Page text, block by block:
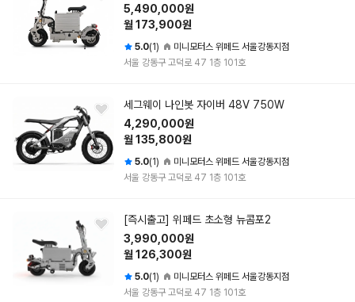
5,490,000원
월 173,900원
5.0(1)
미니모터스 위페드 서울강동지점
서울 강동구 고덕로 47 1층 101호
세그웨이 나인봇 자이버 48V 750W
4,290,000원
월 135,800원
5.0(1)
미니모터스 위페드 서울강동지점
서울 강동구 고덕로 47 1층 101호
[즉시출고] 위페드 초소형 뉴콤포2
3,990,000원
월 126,300원
5.0(1)
미니모터스 위페드 서울강동지점
서울 강동구 고덕로 47 1층 101호